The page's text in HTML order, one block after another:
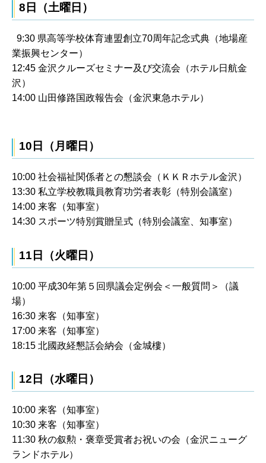
8日（土曜日）
9:30 県高等学校体育連盟創立70周年記念式典（地場産
業振興センター）
12:45 金沢クルーズセミナー及び交流会（ホテル日航金
沢）
14:00 山田修路国政報告会（金沢東急ホテル）
10日（月曜日）
10:00 社会福祉関係者との懇談会（ＫＫＲホテル金沢）
13:30 私立学校教職員教育功労者表彰（特別会議室）
14:00 来客（知事室）
14:30 スポーツ特別賞贈呈式（特別会議室、知事室）
11日（火曜日）
10:00 平成30年第５回県議会定例会＜一般質問＞（議
場）
16:30 来客（知事室）
17:00 来客（知事室）
18:15 北國政経懇話会納会（金城樓）
12日（水曜日）
10:00 来客（知事室）
10:30 来客（知事室）
11:30 秋の叙勲・褒章受賞者お祝いの会（金沢ニューグ
ランドホテル）